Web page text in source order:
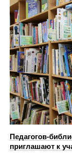
Педагогов-
приглашают к